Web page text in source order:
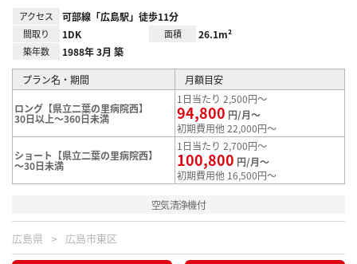
アクセス 可部線「広島駅」徒歩11分
間取り 1DK 面積 26.1m²
築年数 1988年 3月 築
プラン名・期間 月額目安
ロング【県立二葉の里病院西】
30日以上～360日未満
1日当たり 2,500円～
94,800 円/月～
初期費用他 22,000円～
ショート【県立二葉の里病院西】
～30日未満
1日当たり 2,700円～
100,800 円/月～
初期費用他 16,500円～
空気清浄機付
広島県 広島市東区